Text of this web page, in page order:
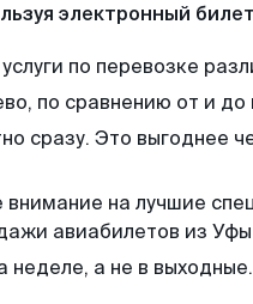
электронный
по перевозке
по сравнению от и до
сразу. Это выгоднее
на лучшие
авиабилетов из
неделе, а не в выходные.